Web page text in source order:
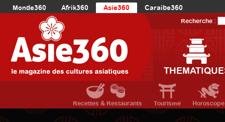
Monde360 Afrik360 Asie360
Caraibe360
Europe360
AmériqueDuNord360
Océanie360
Recherche :
Recettes & Restaurants Tourisme Horoscope